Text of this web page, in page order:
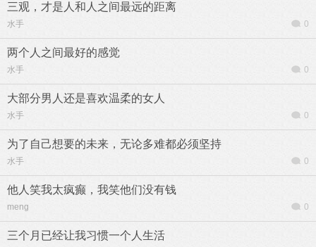
三观，才是人和人之间最远的距离
水手 0
两个人之间最好的感觉
水手 0
大部分男人还是喜欢温柔的女人
水手 0
为了自己想要的未来，无论多难都必须坚持
水手 0
他人笑我太疯癫，我笑他们没有钱
meng 0
三个月已经让我习惯一个人生活